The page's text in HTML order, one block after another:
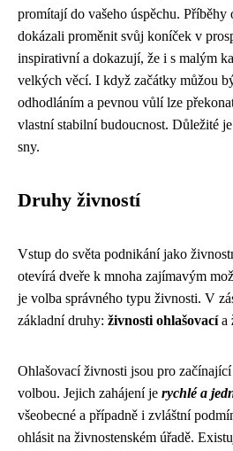
promítají do vašeho úspěchu.
dokázali proměnit svůj koníček v
inspirativní a dokazují, že i s malým
velkých věcí. I když začátky můžou
odhodláním a pevnou vůlí lze
vlastní stabilní budoucnost. Důležité
sny.
Druhy živností
Vstup do světa podnikání jako
otevírá dveře k mnoha zajímavým
je volba správného typu živnosti. V
základní druhy: živnosti ohlašovacía
Ohlašovací živnosti jsou pro
volbou. Jejich zahájení je rychlé a
všeobecné a případně i zvláštní
ohlásit na živnostenském úřadě.